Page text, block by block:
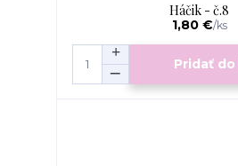
Háčik - č.8
1,80 €/ks
Pridať do